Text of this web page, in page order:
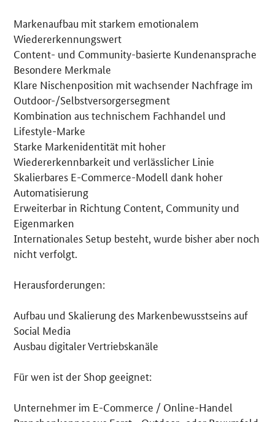
Markenaufbau mit starkem emotionalem
Wiedererkennungswert
Content- und Community-basierte Kundenansprache
Besondere Merkmale
Klare Nischenposition mit wachsender Nachfrage im
Outdoor-/Selbstversorgersegment
Kombination aus technischem Fachhandel und
Lifestyle-Marke
Starke Markenidentität mit hoher
Wiedererkennbarkeit und verlässlicher Linie
Skalierbares E-Commerce-Modell dank hoher
Automatisierung
Erweiterbar in Richtung Content, Community und
Eigenmarken
Internationales Setup besteht, wurde bisher aber noch
nicht verfolgt.
Herausforderungen:
Aufbau und Skalierung des Markenbewusstseins auf
Social Media
Ausbau digitaler Vertriebskanäle
Für wen ist der Shop geeignet:
Unternehmer im E-Commerce / Online-Handel